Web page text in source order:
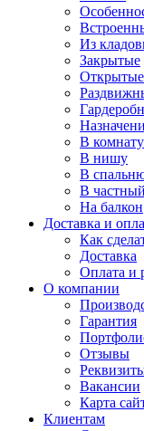
Из
Закрытые
Открытые
В комнату
В нишу
В
В
На балкон
Доставка и
Как
Доставка
Оплата и
О компании
Гарантия
Отзывы
Вакансии
Карта
Клиентам